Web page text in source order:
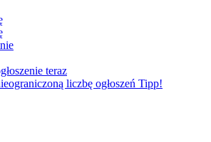
teraz
liczbę ogłoszeń Tipp!